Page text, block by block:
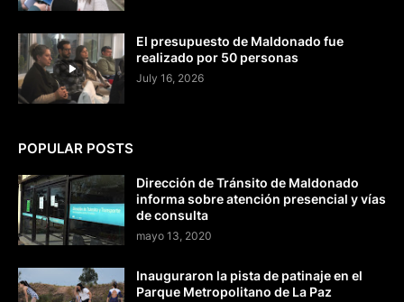
El presupuesto de Maldonado fue
realizado por 50 personas
July 16, 2026
POPULAR POSTS
Dirección de Tránsito de Maldonado
informa sobre atención presencial y vías
de consulta
mayo 13, 2020
Inauguraron la pista de patinaje en el
Parque Metropolitano de La Paz